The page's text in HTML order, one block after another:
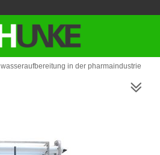
wasseraufbereitung in der pharmaindustrie